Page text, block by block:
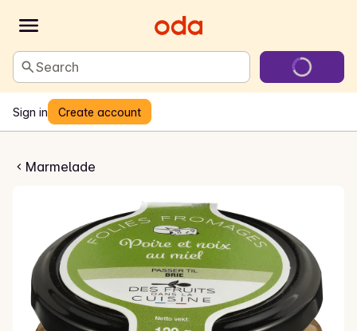
Search
Sign in Create account
Marmelade
til brie